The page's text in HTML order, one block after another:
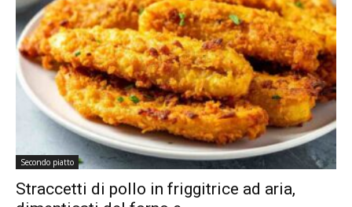
Secondo piatto
Straccetti di pollo in friggitrice ad aria,